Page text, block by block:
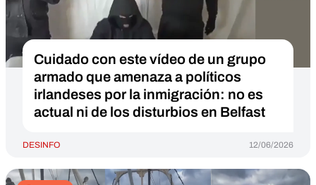
Cuidado con este vídeo de un grupo
armado que amenaza a políticos
irlandeses por la inmigración: no es
actual ni de los disturbios en Belfast
DESINFO 12/06/2026